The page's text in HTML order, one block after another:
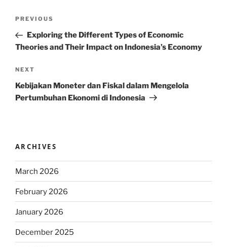
Previous
Post
PREVIOUS
Exploring the Different Types of Economic
Theories and Their Impact on Indonesia’s Economy
Next
Post
NEXT
Kebijakan Moneter dan Fiskal dalam Mengelola
Pertumbuhan Ekonomi di Indonesia
ARCHIVES
March 2026
February 2026
January 2026
December 2025